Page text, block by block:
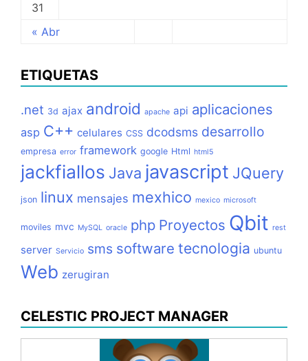
« Abr
31
ETIQUETAS
.net 3d ajax android apache api aplicaciones
asp C++ celulares CSS dcodsms desarrollo
empresa error framework google Html html5
jackfiallos Java javascript JQuery
json linux mensajes mexhico mexico microsoft
moviles mvc MySQL oracle php Proyectos Qbit rest
server Servicio sms software tecnologia ubuntu
Web zerugiran
CELESTIC PROJECT MANAGER